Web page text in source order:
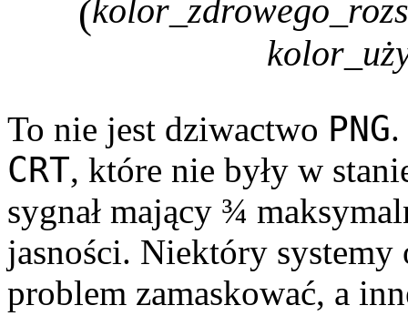
(
To nie jest dziwactwo PNG
CRT, które nie były w
sygnał mający ¾
jasności. Niektóry systemy
problem zamaskować, a